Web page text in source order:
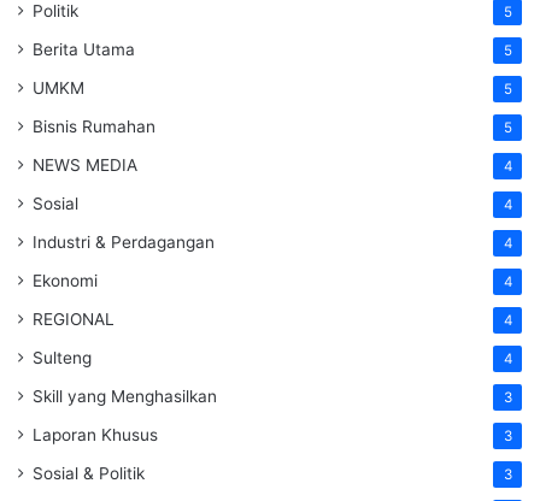
Politik 5
Berita Utama 5
UMKM 5
Bisnis Rumahan 5
NEWS MEDIA 4
Sosial 4
Industri & Perdagangan 4
Ekonomi 4
REGIONAL 4
Sulteng 4
Skill yang Menghasilkan 3
Laporan Khusus 3
Sosial & Politik 3